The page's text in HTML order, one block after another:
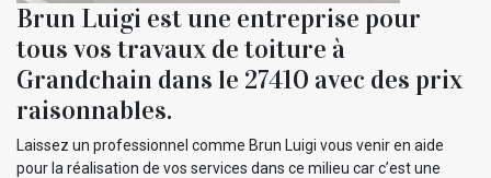
Brun Luigi est une entreprise pour
tous vos travaux de toiture à
Grandchain dans le 27410 avec des prix
raisonnables.
Laissez un professionnel comme Brun Luigi vous venir en aide
pour la réalisation de vos services dans ce milieu car c’est une